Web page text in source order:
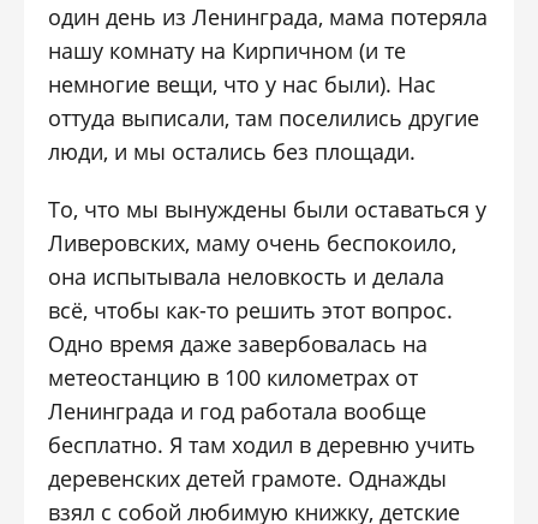
один день из Ленинграда, мама потеряла
нашу комнату на Кирпичном (и те
немногие вещи, что у нас были). Нас
оттуда выписали, там поселились другие
люди, и мы остались без площади.
То, что мы вынуждены были оставаться у
Ливеровских, маму очень беспокоило,
она испытывала неловкость и делала
всё, чтобы как-то решить этот вопрос.
Одно время даже завербовалась на
метеостанцию в 100 километрах от
Ленинграда и год работала вообще
бесплатно. Я там ходил в деревню учить
деревенских детей грамоте. Однажды
взял с собой любимую книжку, детские